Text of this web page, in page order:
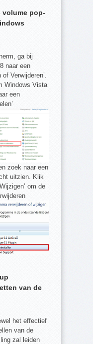
volume pop-
ga bij
naar een
Verwijderen’.
Windows Vista
een
zoek naar een
uitzien. Klik
om de
van de
het effectief
van de
zal leiden